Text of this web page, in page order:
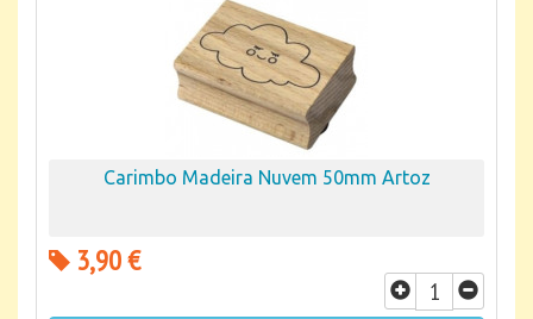
Carimbo Madeira Nuvem 50mm Artoz
3,90 €